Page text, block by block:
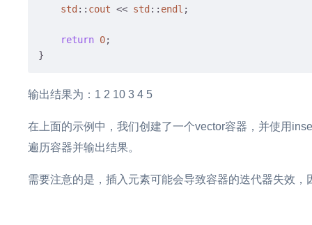
std :: cout << std :: endl ;
return 0;
输出结果为：1 2 10 3 4 5
在上面的示例中，我们创建了一个vector容器，并使用
遍历容器并输出结果。
需要注意的是，插入元素可能会导致容器的迭代器失效